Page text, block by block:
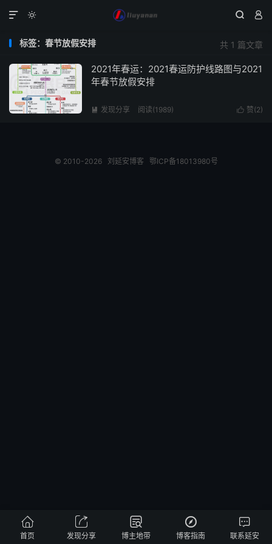
  

共 1 篇文章
标签：春节放假安排
2021年春运：2021春运防护线路图与2021
年春节放假安排
 赞(2)
 发现分享 阅读(1989)
© 2010-2026 刘延安博客 鄂ICP备18013980号

首页

发现分享

博主地带

博客指南

联系延安